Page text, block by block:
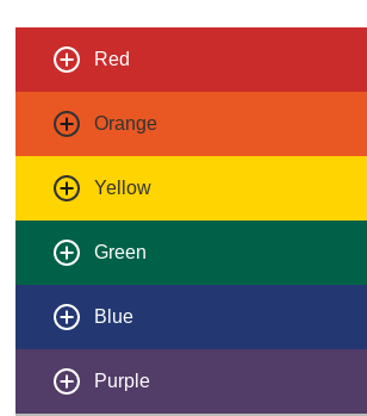
Red
Orange
Yellow
Green
Blue
Purple